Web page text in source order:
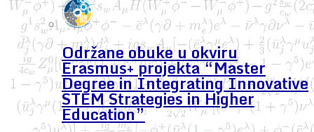
Održane obuke u okviru
Erasmus+ projekta “Master
Degree in Integrating Innovative
STEM Strategies in Higher
Education”